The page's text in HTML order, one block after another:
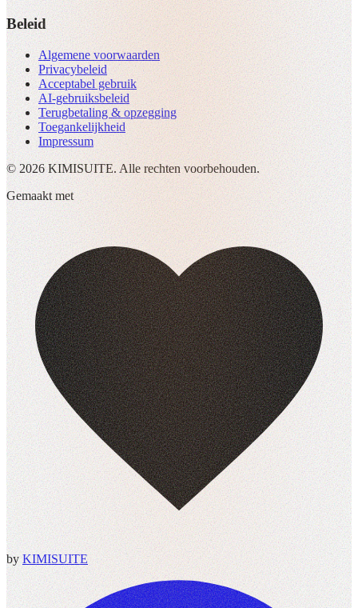
Beleid
Algemene voorwaarden
Privacybeleid
Acceptabel gebruik
AI-gebruiksbeleid
Terugbetaling & opzegging
Toegankelijkheid
Impressum
© 2026 KIMISUITE. Alle rechten voorbehouden.
Gemaakt met
byKIMISUITE